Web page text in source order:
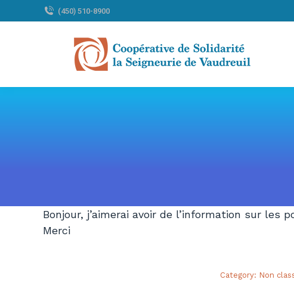
(450) 510-8900
Bonjour, j’aimerai avoir de l’information sur les
Merci
Category: Non